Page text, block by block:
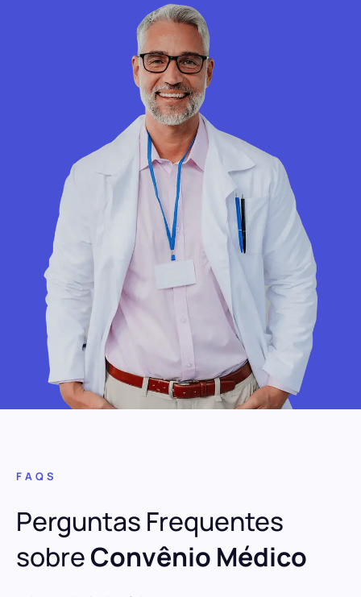
FAQS
Perguntas Frequentes
sobreConvênio Médico